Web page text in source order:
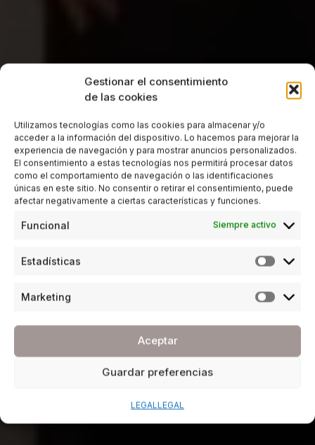
Gestionar el consentimiento
de las cookies
Utilizamos tecnologías como las cookies para almacenar y/o
acceder a la información del dispositivo. Lo hacemos para mejorar la
experiencia de navegación y para mostrar anuncios personalizados.
El consentimiento a estas tecnologías nos permitirá procesar datos
como el comportamiento de navegación o las identificaciones
únicas en este sitio. No consentir o retirar el consentimiento, puede
afectar negativamente a ciertas características y funciones.
Funcional Siempre activo
Estadísticas
Marketing
Aceptar
Guardar preferencias
LEGALLEGAL